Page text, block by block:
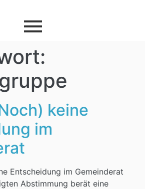
keine
im
Entscheidung im Gemeinderat
Abstimmung berät eine